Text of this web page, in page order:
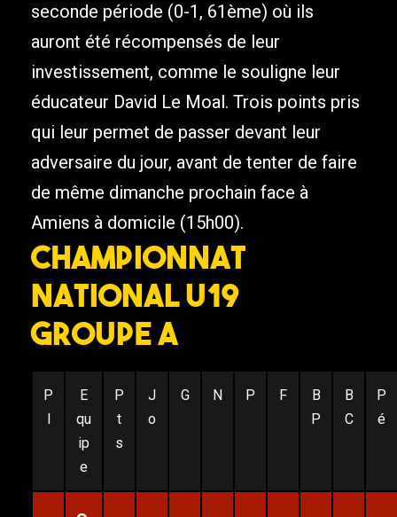
seconde période (0-1, 61ème) où ils
auront été récompensés de leur
investissement, comme le souligne leur
éducateur David Le Moal. Trois points pris
qui leur permet de passer devant leur
adversaire du jour, avant de tenter de faire
de même dimanche prochain face à
Amiens à domicile (15h00).
CHAMPIONNAT
NATIONAL U19
GROUPE A
P
E
qu
ip
e
P
t
s
J
o
G N P F
B
P
B
C
P
é